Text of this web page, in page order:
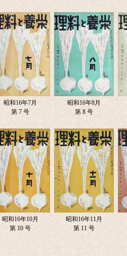
昭和16年7月
第 7 号
昭和16年8月
第 8 号
昭和16年10月
第 10 号
昭和16年11月
第 11 号